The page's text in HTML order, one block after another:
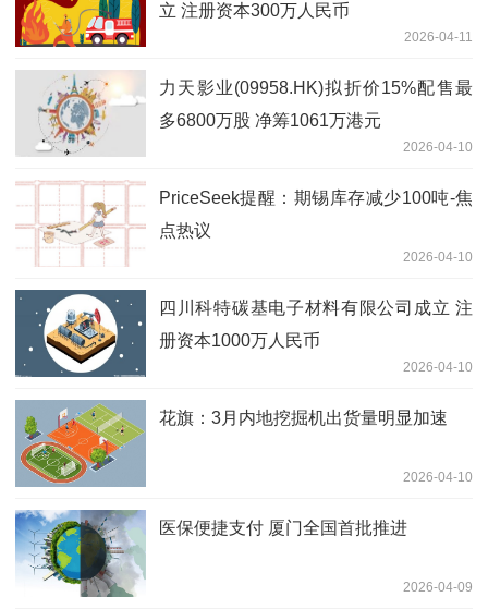
立 注册资本300万人民币
2026-04-11
力天影业(09958.HK)拟折价15%配售最
多6800万股 净筹1061万港元
2026-04-10
PriceSeek提醒：期锡库存减少100吨-焦
点热议
2026-04-10
四川科特碳基电子材料有限公司成立 注
册资本1000万人民币
2026-04-10
花旗：3月内地挖掘机出货量明显加速
2026-04-10
医保便捷支付 厦门全国首批推进
2026-04-09